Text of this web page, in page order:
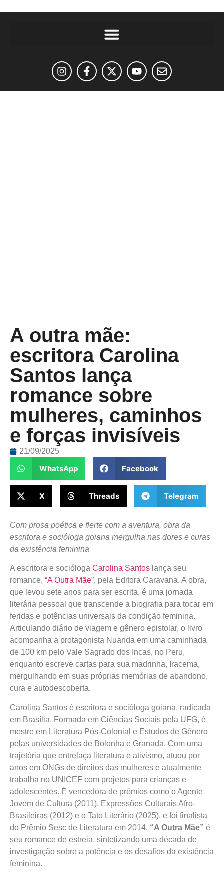
A outra mãe:
escritora Carolina
Santos lança
romance sobre
mulheres, caminhos
e forças invisíveis
21/09/2025
WhatsApp Facebook
X Threads Telegram
Com prosa poética e flerte com a aventura, obra da
escritora e socióloga goiana mergulha nas dores e curas
da existência feminina
A escritora e socióloga Carolina Santos lança seu
romance, “A Outra Mãe”, pela Editora Caravana. A obra,
que levou sete anos para ser escrita, é uma jornada
literária pessoal que transcende a biografia para tocar em
feridas e potências universais da condição feminina.
Articulando diário de viagem e gênero epistolar, o livro
acompanha a protagonista Nuanda em uma caminhada
de 100 km pelo Vale Sagrado dos Incas, no Peru,
enquanto escreve cartas para sua madrinha, Iracema,
mergulhando em suas próprias memórias de abandono,
cura e autodescoberta.
Carolina Santos é escritora e socióloga goiana, radicada
em Brasília. Formada em Ciências Sociais pela UFG, é
mestre em Literatura Pós-Colonial e Estudos de Gênero
pelas universidades de Bolonha e Granada. Com uma
trajetória que entrelaça literatura e ativismo, atuou por
anos em ONGs de direitos das mulheres e atualmente
trabalha no UNICEF com projetos para crianças e
adolescentes. É vencedora de prêmios como o Agente
Jovem de Cultura (2011), Expressões Culturais Afro-
Brasileiras (2012) e o Tato Literário (2025), e foi finalista
do Prêmio Sesc de Literatura em 2014. “A Outra Mãe” é
seu romance de estreia, sintetizando uma década de
investigação sobre a potência e os desafios da existência
feminina.